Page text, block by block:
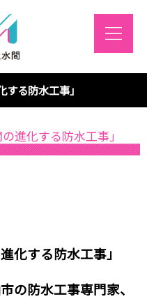
する防水工事」
進化する防水工事」
化する防水工事」
の防水工事専門家、